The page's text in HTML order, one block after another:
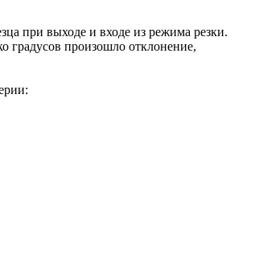
при выходе и входе из режима резки.
градусов произошло отклонение,